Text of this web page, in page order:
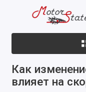
Как
влияет на